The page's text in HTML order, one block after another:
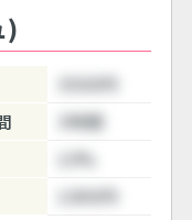
)
3500円
3時間
10%
1000円